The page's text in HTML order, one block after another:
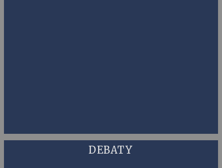
DEBATY